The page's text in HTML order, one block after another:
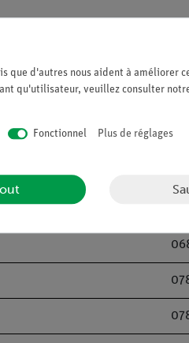
que d'autres nous aident à améliorer
qu'utilisateur, veuillez consulter
Fonctionnel Plus de réglages